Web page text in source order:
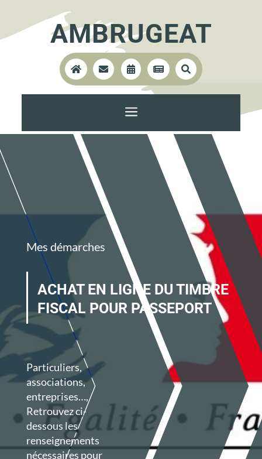
AMBRUGEAT
    
a
Mes démarches
ACHAT EN LIGNE DU TIMBRE
FISCAL POUR PASSEPORT
Particuliers,
associations,
entreprises…,
Retrouvez ci-
dessous les
renseignements
nécessaires pour